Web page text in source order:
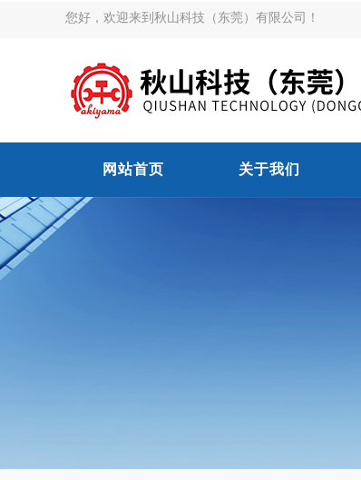
您好，欢迎来到秋山科技（东莞）有限公司！
网站首页 关于我们